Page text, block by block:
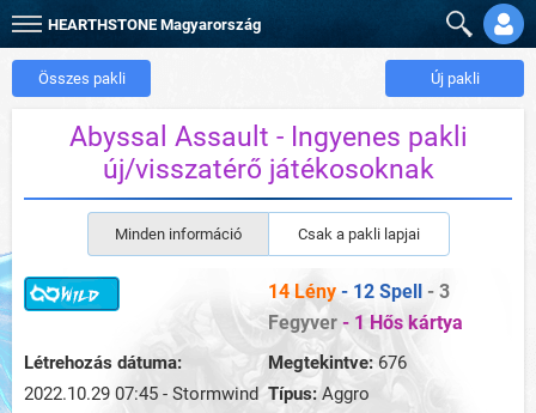
HEARTHSTONE Magyarország
Összes pakli Új pakli
Abyssal Assault - Ingyenes pakli
új/visszatérő játékosoknak
Minden információ Csak a pakli lapjai
14 Lény - 12 Spell - 3
Fegyver - 1 Hős kártya
Létrehozás dátuma:
2022.10.29 07:45 - Stormwind
Megtekintve: 676
Típus: Aggro